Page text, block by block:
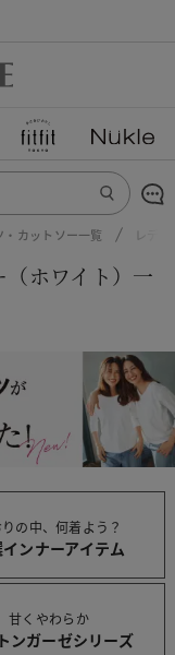
・カットソー一覧 レデ
（ホワイト）一
の中、何着よう？
ンナーアイテム
甘くやわらか
ンガーゼシリーズ